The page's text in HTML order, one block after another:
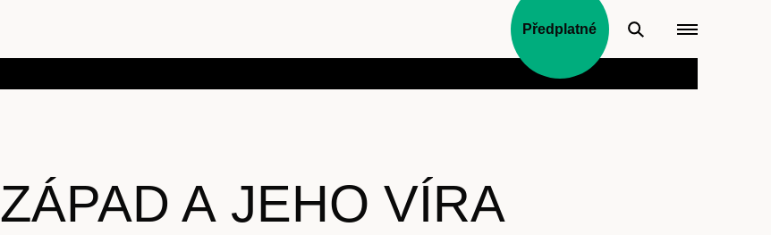
Předplatné
ZÁPAD A JEHO VÍRA